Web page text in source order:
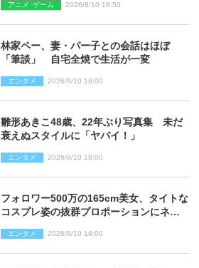
アニメ･ゲーム 2026/8/10 18:50
林家ペー、妻・パー子との会話はほぼ
「筆談」 自宅全焼で生活が一変
エンタメ 2026/8/10 18:00
雛形あきこ48歳、22年ぶり写真集 未だ
衰えぬスタイルに「ヤバイ！」
エンタメ 2026/8/10 18:00
フォロワー500万の165cm美女、タイトな
コスプレ姿の抜群プロポーションにネッ
エンタメ 2026/8/10 18:00